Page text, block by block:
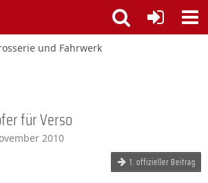
und Fahrwerk
für Verso
2010
1. offizieller Beitrag